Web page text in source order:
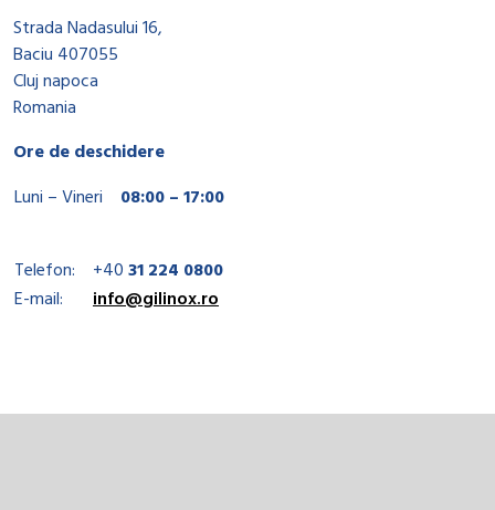
Strada Nadasului 16,
Baciu 407055
Cluj napoca
Romania
Ore de deschidere
Luni – Vineri
08:00 – 17:00
Telefon: +4031 224 0800
E-mail:
info@gilinox.ro